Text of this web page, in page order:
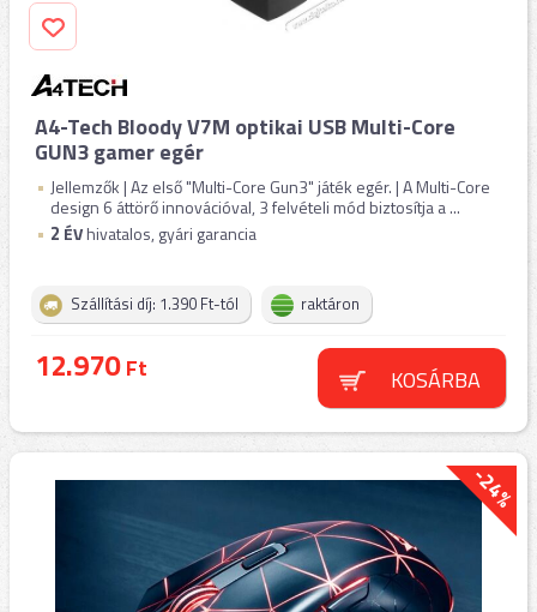
A4-Tech Bloody V7M optikai USB Multi-Core
GUN3 gamer egér
Jellemzők | Az első "Multi-Core Gun3" játék egér. | A Multi-Core
design 6 áttörő innovációval, 3 felvételi mód biztosítja a ...
2 ÉVhivatalos, gyári garancia
Szállítási díj: 1.390 Ft-tól raktáron
12.970Ft KOSÁRBA
-24%